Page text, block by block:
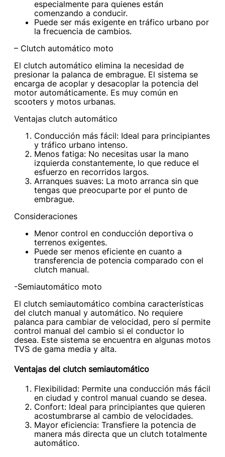
especialmente para quienes están
comenzando a conducir.
Puede ser más exigente en tráfico urbano por
la frecuencia de cambios.
– Clutch automático moto
El clutch automático elimina la necesidad de
presionar la palanca de embrague. El sistema se
encarga de acoplar y desacoplar la potencia del
motor automáticamente. Es muy común en
scooters y motos urbanas.
Ventajas clutch automático
Conducción más fácil: Ideal para principiantes
y tráfico urbano intenso.
Menos fatiga: No necesitas usar la mano
izquierda constantemente, lo que reduce el
esfuerzo en recorridos largos.
Arranques suaves: La moto arranca sin que
tengas que preocuparte por el punto de
embrague.
Consideraciones
Menor control en conducción deportiva o
terrenos exigentes.
Puede ser menos eficiente en cuanto a
transferencia de potencia comparado con el
clutch manual.
-Semiautomático moto
El clutch semiautomático combina características
del clutch manual y automático. No requiere
palanca para cambiar de velocidad, pero sí permite
control manual del cambio si el conductor lo
desea. Este sistema se encuentra en algunas motos
TVS de gama media y alta.
Ventajas del clutch semiautomático
Flexibilidad: Permite una conducción más fácil
en ciudad y control manual cuando se desea.
Confort: Ideal para principiantes que quieren
acostumbrarse al cambio de velocidades.
Mayor eficiencia: Transfiere la potencia de
manera más directa que un clutch totalmente
automático.